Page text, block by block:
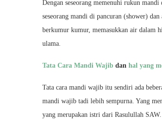
Dengan seseorang memenuhi rukun
seseorang mandi di pancuran (shower)
berkumur kumur, memasukkan air dalam
ulama.
Tata Cara Mandi Wajib dan hal yang
Tata cara mandi wajib itu sendiri ada
mandi wajib tadi lebih sempurna. Yang
yang merupakan istri dari Rasulullah SAW.